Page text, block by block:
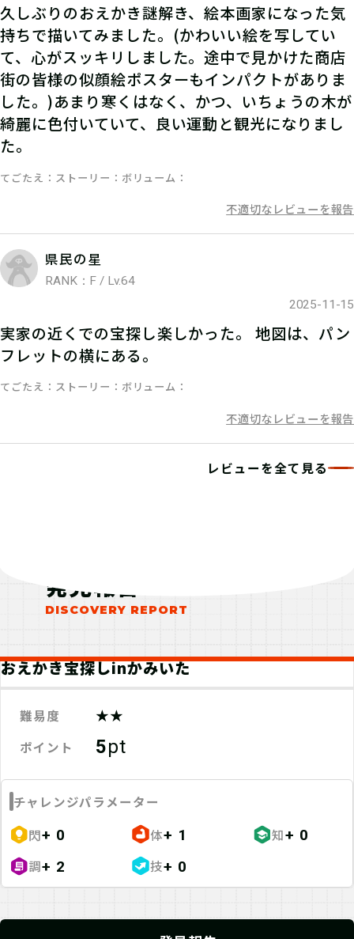
04STEP4
中央図書館で答えを報告して景品をゲ
発見報告ページで「絵本のタイトル」
を入力してください
久しぶりのおえかき謎解き、絵本画家になった気
持ちで描いてみました。(かわいい絵を写してい
て、心がスッキリしました。途中で見かけた商店
街の皆様の似顔絵ポスターもインパクトがありま
した。)あまり寒くはなく、かつ、いちょうの木が
綺麗に色付いていて、良い運動と観光になりまし
た。
てごたえ ストーリー ボリューム
不適切なレビューを報告
県民の星
RANK：F / Lv.64
2025-11-15
実家の近くでの宝探し楽しかった。 地図は、パン
フレットの横にある。
てごたえ ストーリー ボリューム
不適切なレビューを報告
レビューを全て見る
発見報告
おえかき宝探しinかみいた
難易度 ★★
ポイント 5pt
チャレンジパラメーター
閃+ 0 体+ 1 知+ 0
調+ 2 技+ 0